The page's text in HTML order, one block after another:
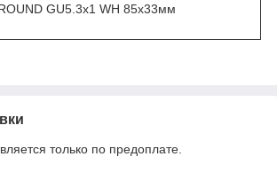
GU5.3x1 WH 85x33мм
только по предоплате.